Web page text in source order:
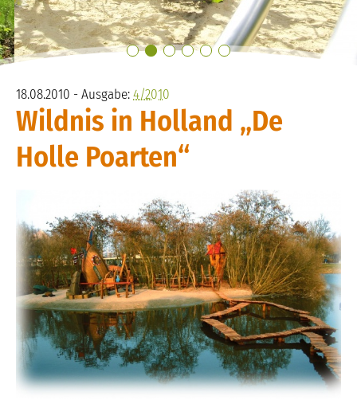
18.08.2010 - Ausgabe:4/2010
Wildnis in Holland „De
Holle Poarten“